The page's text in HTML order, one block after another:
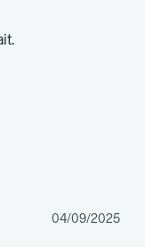
04/09/2025